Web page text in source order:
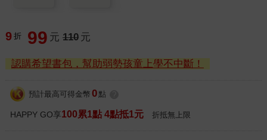
9 折 99 元 110 元
認購希望書包，幫助弱勢孩童上學不中斷！
預計最高可得金幣 0 點
HAPPY GO享100累1點 4點抵1元 折抵無上限